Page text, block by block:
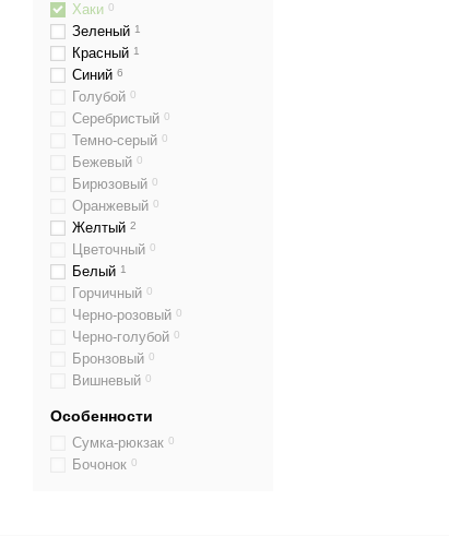
Хаки 0
Зеленый 1
Красный 1
Синий 6
Голубой 0
Серебристый 0
Темно-серый 0
Бежевый 0
Бирюзовый 0
Оранжевый 0
Желтый 2
Цветочный 0
Белый 1
Горчичный 0
Черно-розовый 0
Черно-голубой 0
Бронзовый 0
Вишневый 0
Особенности
Сумка-рюкзак 0
Бочонок 0